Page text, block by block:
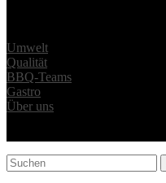
Umwelt
Qualität
BBQ-Teams
Gastro
Über uns